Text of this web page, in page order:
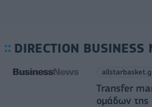
DIRECTION BUSINESS
Transfer
ομάδων της